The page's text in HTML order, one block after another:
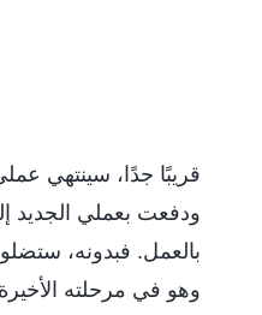
قريبًا جدًا، سينتهي
ودفعت بعملي الجديد
بالعمل. فبدونه،
وهو في مرحلته